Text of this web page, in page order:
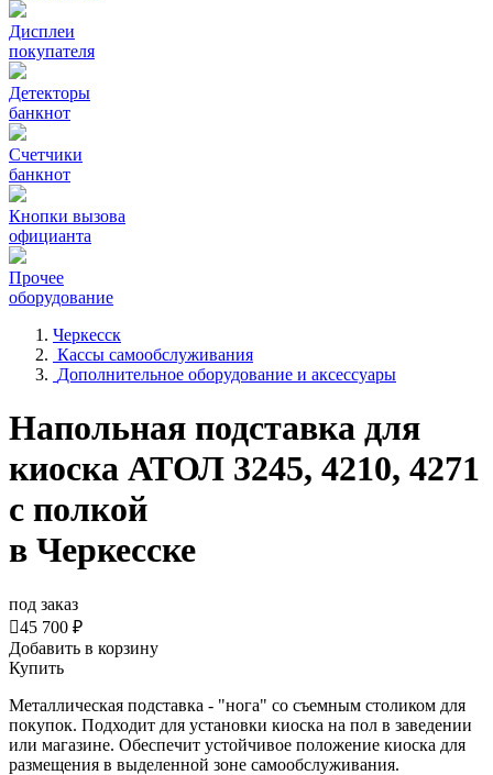
Дисплеи
покупателя
Детекторы
банкнот
Счетчики
банкнот
Кнопки вызова
официанта
Прочее
оборудование
Черкесск
Кассы самообслуживания
Дополнительное оборудование и аксессуары
Напольная подставка для
киоска АТОЛ 3245, 4210, 4271
с полкой
в Черкесске
под заказ
45 700 ₽
Добавить в корзину
Купить
Металлическая подставка - "нога" со съемным столиком для
покупок. Подходит для установки киоска на пол в заведении
или магазине. Обеспечит устойчивое положение киоска для
размещения в выделенной зоне самообслуживания.